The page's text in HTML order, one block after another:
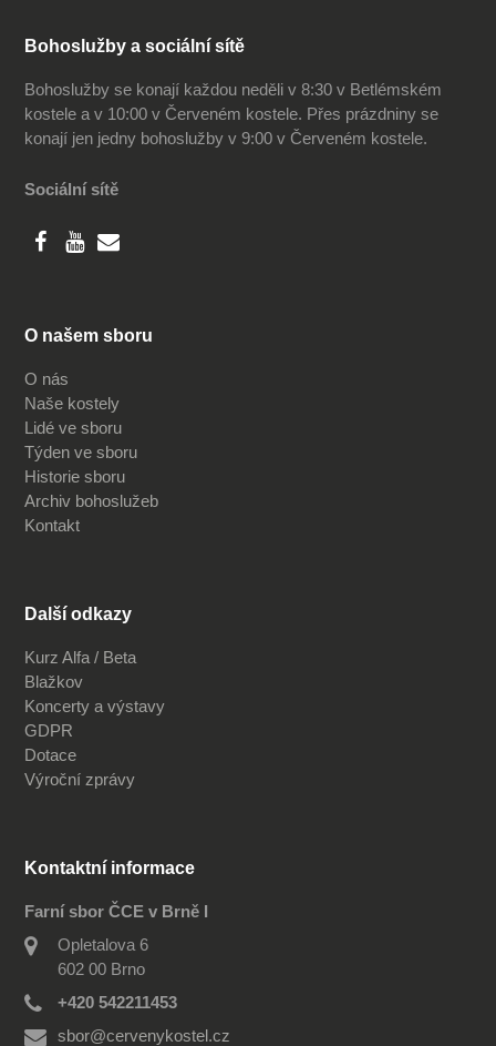
Bohoslužby a sociální sítě
Bohoslužby se konají každou neděli v 8:30 v Betlémském
kostele a v 10:00 v Červeném kostele. Přes prázdniny se
konají jen jedny bohoslužby v 9:00 v Červeném kostele.
Sociální sítě
O našem sboru
O nás
Naše kostely
Lidé ve sboru
Týden ve sboru
Historie sboru
Archiv bohoslužeb
Kontakt
Další odkazy
Kurz Alfa / Beta
Blažkov
Koncerty a výstavy
GDPR
Dotace
Výroční zprávy
Kontaktní informace
Farní sbor ČCE v Brně I
Opletalova 6
602 00 Brno
+420 542211453
sbor@cervenykostel.cz